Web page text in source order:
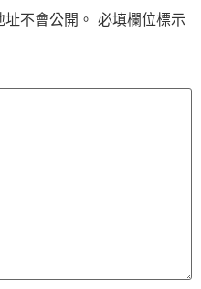
不會公開。 必填欄位標示